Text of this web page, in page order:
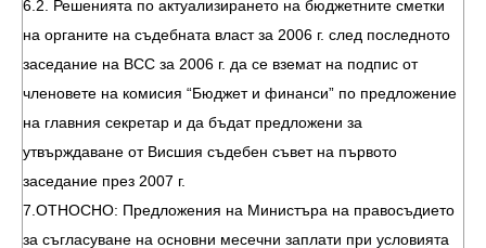
6.2. Решенията по актуализирането на бюджетните сметки
на органите на съдебната власт за 2006 г. след последното
заседание на ВСС за 2006 г. да се вземат на подпис от
членовете на комисия “Бюджет и финанси” по предложение
на главния секретар и да бъдат предложени за
утвърждаване от Висшия съдебен съвет на първото
заседание през 2007 г.
7.ОТНОСНО: Предложения на Министъра на правосъдието
за съгласуване на основни месечни заплати при условията